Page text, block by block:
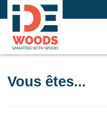
Vous êtes...